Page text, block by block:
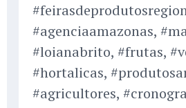
#agenciaamazonas,
#loianabrito, #frutas,
#hortalicas,
#agricultores,